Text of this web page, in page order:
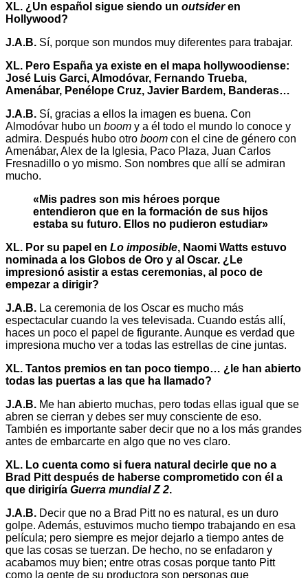
XL. ¿Un español sigue siendo un outsideren
Hollywood?
J.A.B. Sí, porque son mundos muy diferentes para trabajar.
XL. Pero España ya existe en el mapa hollywoodiense:
José Luis Garci, Almodóvar, Fernando Trueba,
Amenábar, Penélope Cruz, Javier Bardem, Banderas…
J.A.B. Sí, gracias a ellos la imagen es buena. Con
Almodóvar hubo un boom y a él todo el mundo lo conoce y
admira. Después hubo otro boom con el cine de género con
Amenábar, Alex de la Iglesia, Paco Plaza, Juan Carlos
Fresnadillo o yo mismo. Son nombres que allí se admiran
mucho.
«Mis padres son mis héroes porque
entendieron que en la formación de sus hijos
estaba su futuro. Ellos no pudieron estudiar»
XL. Por su papel en Lo imposible, Naomi Watts estuvo
nominada a los Globos de Oro y al Oscar. ¿Le
impresionó asistir a estas ceremonias, al poco de
empezar a dirigir?
J.A.B. La ceremonia de los Oscar es mucho más
espectacular cuando la ves televisada. Cuando estás allí,
haces un poco el papel de figurante. Aunque es verdad que
impresiona mucho ver a todas las estrellas de cine juntas.
XL. Tantos premios en tan poco tiempo… ¿le han abierto
todas las puertas a las que ha llamado?
J.A.B. Me han abierto muchas, pero todas ellas igual que se
abren se cierran y debes ser muy consciente de eso.
También es importante saber decir que no a los más grandes
antes de embarcarte en algo que no ves claro.
XL. Lo cuenta como si fuera natural decirle que no a
Brad Pitt después de haberse comprometido con él a
que dirigiría Guerra mundial Z 2.
J.A.B. Decir que no a Brad Pitt no es natural, es un duro
golpe. Además, estuvimos mucho tiempo trabajando en esa
película; pero siempre es mejor dejarlo a tiempo antes de
que las cosas se tuerzan. De hecho, no se enfadaron y
acabamos muy bien; entre otras cosas porque tanto Pitt
como la gente de su productora son personas que